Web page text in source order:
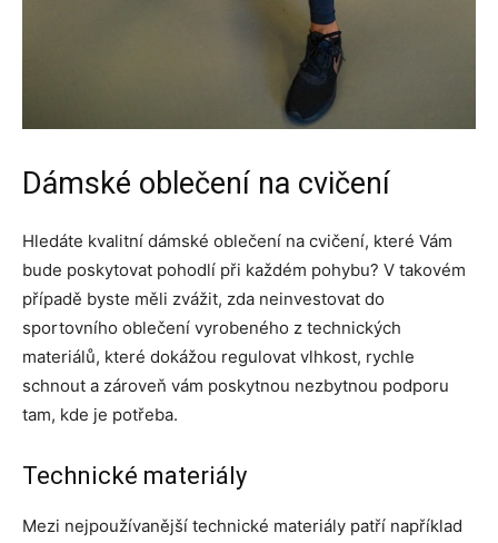
Dámské oblečení na cvičení
Hledáte kvalitní dámské oblečení na cvičení, které Vám
bude poskytovat pohodlí při každém pohybu? V takovém
případě byste měli zvážit, zda neinvestovat do
sportovního oblečení vyrobeného z technických
materiálů, které dokážou regulovat vlhkost, rychle
schnout a zároveň vám poskytnou nezbytnou podporu
tam, kde je potřeba.
Technické materiály
Mezi nejpoužívanější technické materiály patří například